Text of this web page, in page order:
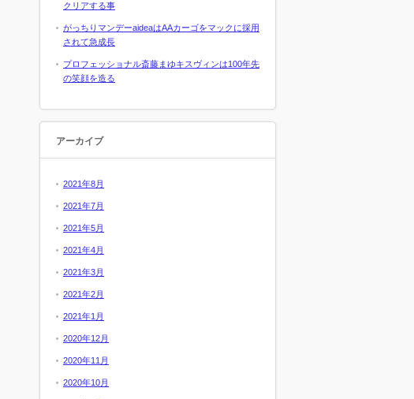
クリアする事
がっちりマンデーaideaはAAカーゴをマックに採用
されて急成長
プロフェッショナル斎藤まゆキスヴィンは100年先
の笑顔を造る
アーカイブ
2021年8月
2021年7月
2021年5月
2021年4月
2021年3月
2021年2月
2021年1月
2020年12月
2020年11月
2020年10月